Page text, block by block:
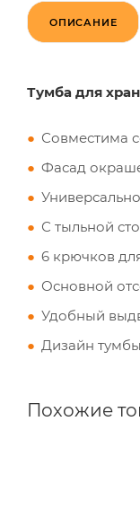
ОПИСАНИЕ
Тумба для
Совместима
Фасад
С тыльной
6 крючков
Основной
Удобный
Дизайн
Похожие